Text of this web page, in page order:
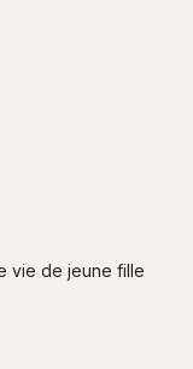
vie de jeune fille